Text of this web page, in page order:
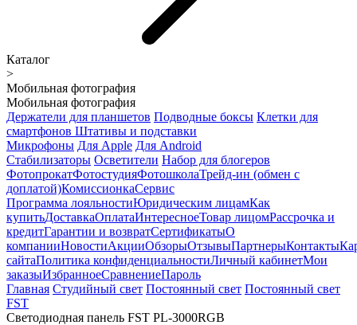
Каталог
>
Мобильная фотография
Мобильная фотография
Держатели для планшетов Подводные боксы Клетки для
смартфонов Штативы и подставки
Микрофоны Для Apple Для Android
Стабилизаторы Осветители Набор для блогеров
ФотопрокатФотостудияФотошколаТрейд-ин (обмен с
доплатой)КомиссионкаСервис
Программа лояльностиЮридическим лицамКак
купитьДоставкаОплатаИнтересноеТовар лицомРассрочка и
кредитГарантии и возвратСертификатыО
компанииНовостиАкцииОбзорыОтзывыПартнерыКонтакты
сайтаПолитика конфиденциальностиЛичный кабинетМои
заказыИзбранноеСравнениеПароль
Главная Студийный свет Постоянный свет Постоянный свет
FST
Светодиодная панель FST PL-3000RGB